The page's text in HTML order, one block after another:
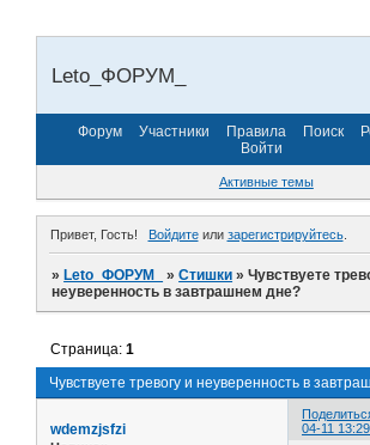
Leto_ФОРУМ_
Форум Участники Правила Поиск
Войти
Активные темы
Привет, Гость! Войдитеили зарегистрируйтесь.
»Leto_ФОРУМ_ »Стишки »Чувствуете
неуверенность в завтрашнем дне?
Чувствуете тревогу и неуверенность в
Страница:1
04-11
wdemzjsfzi